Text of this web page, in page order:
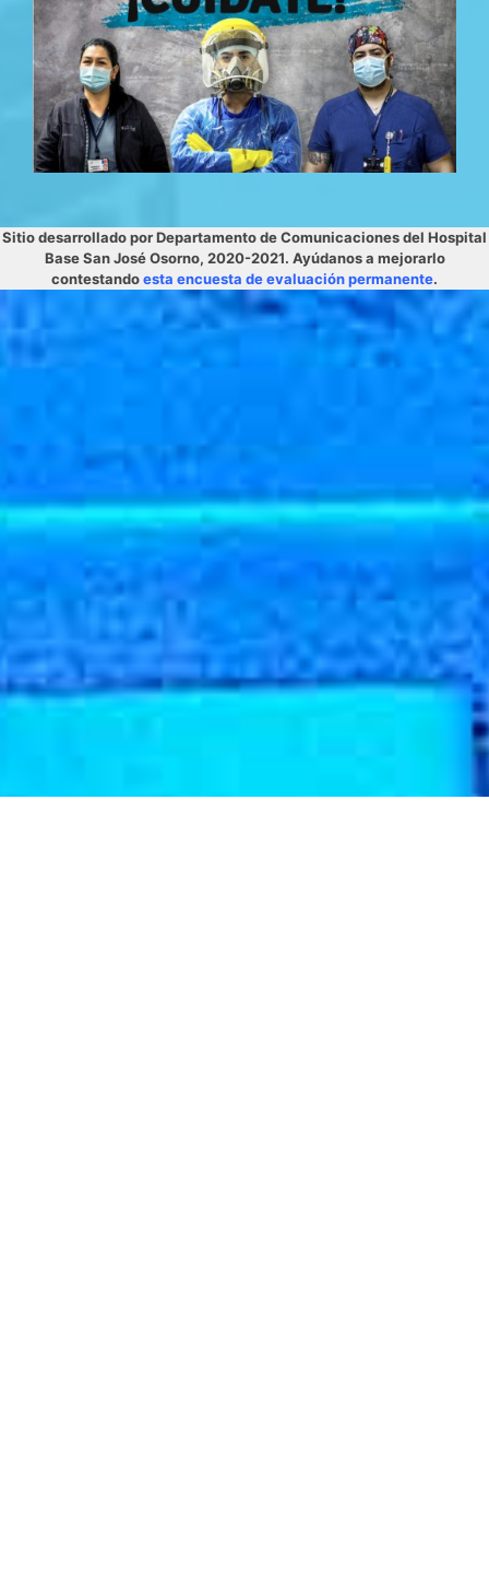
Sitio desarrollado por Departamento de Comunicaciones del Hospital
Base San José Osorno, 2020-2021. Ayúdanos a mejorarlo
contestandoesta encuesta de evaluación permanente.